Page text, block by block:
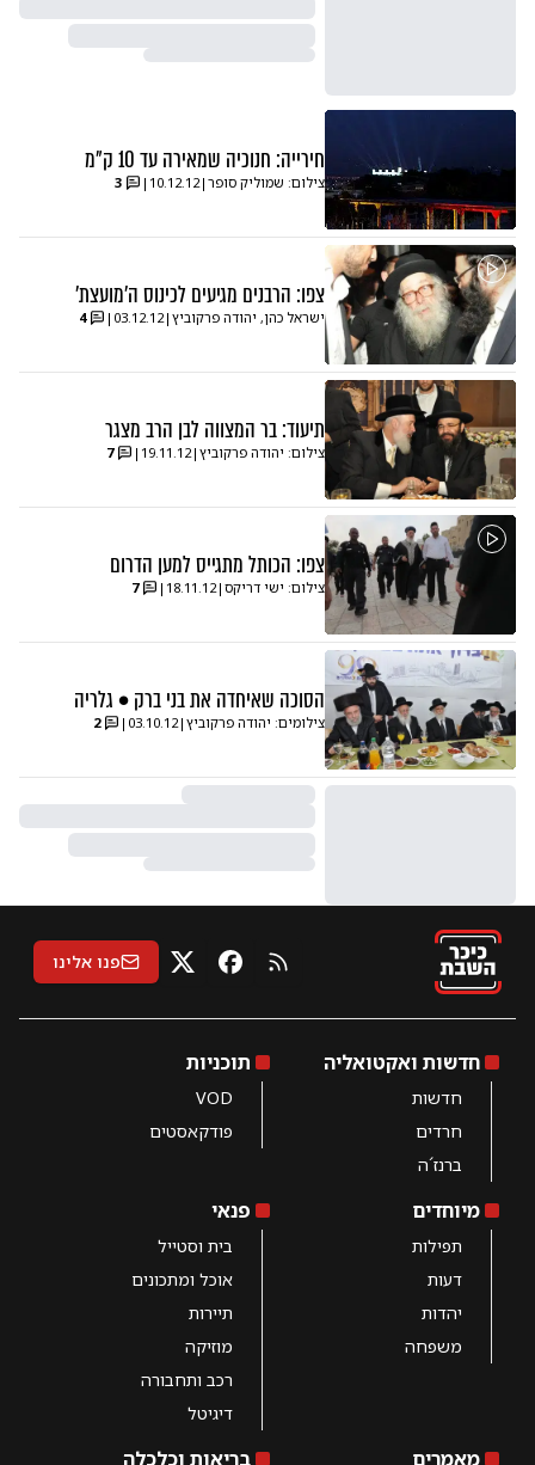
חירייה: חנוכיה שמאירה עד 10 ק"מ
צילום: שמוליק סופר |
10.12.12
|
3
צפו: הרבנים מגיעים לכינוס ה'מועצת'
ישראל כהן, יהודה פרקוביץ |
03.12.12
|
4
תיעוד: בר המצווה לבן הרב מצגר
צילום: יהודה פרקוביץ |
19.11.12
|
7
צפו: הכותל מתגייס למען הדרום
צילום: ישי דריקס |
18.11.12
|
7
הסוכה שאיחדה את בני ברק • גלריה
צילומים: יהודה פרקוביץ |
03.10.12
|
2
RSS פייסבוק
X פנו אלינו
חדשות ואקטואליה
חדשות
חרדים
ברנז´ה
תוכניות
VOD
פודקאסטים
מיוחדים
תפילות
דעות
יהדות
משפחה
פנאי
בית וסטייל
אוכל ומתכונים
תיירות
מוזיקה
רכב ותחבורה
דיגיטל
מאמרים בריאות וכלכלה